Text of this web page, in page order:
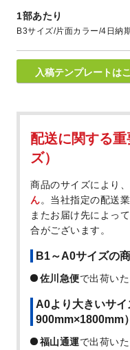
1部あたり
B3サイズ 片面カラー 4日納
入稿テンプレートは
配送に関する
ズ）
商品のサイズにより、
ん。当社指定の配送
またお届け先によって
合がございます。
B1～A0サイズの
佐川急便で出荷いた
A0より大きいサイ
900mm×1800mm）
福山通運で出荷いた